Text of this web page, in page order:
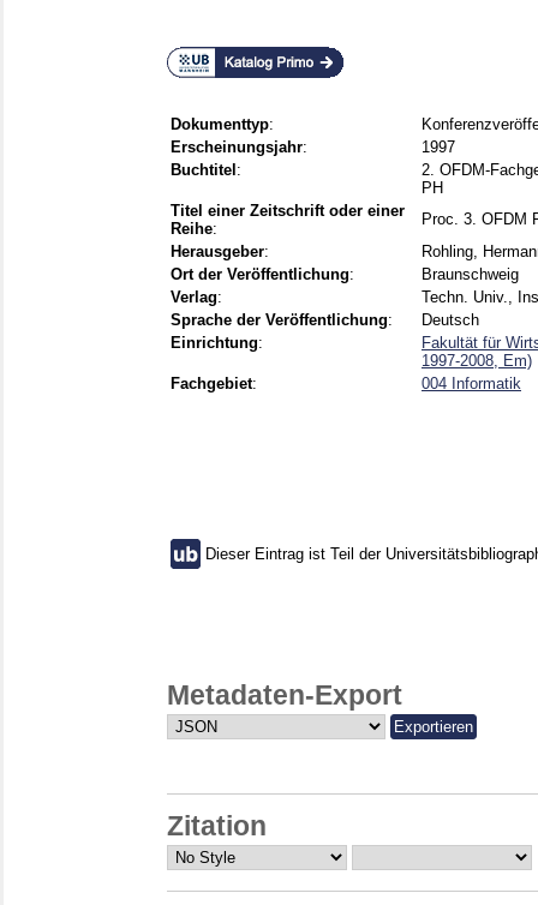
Dokumenttyp:
Erscheinungsjahr:
1997
Buchtitel :
2. OFDM-
PH
Titel einer Zeitschrift oder einer
Reihe:
Proc. 3. OFDM
Herausgeber:
Rohling,
Ort der Veröffentlichung:
Braunschweig
Verlag:
Techn. Univ.,
Sprache der Veröffentlichung:
Deutsch
Einrichtung:
Fakultät für
1997-2008, Em)
Fachgebiet: 004 Informatik
Dieser Eintrag ist Teil der
Metadaten-Export
Zitation